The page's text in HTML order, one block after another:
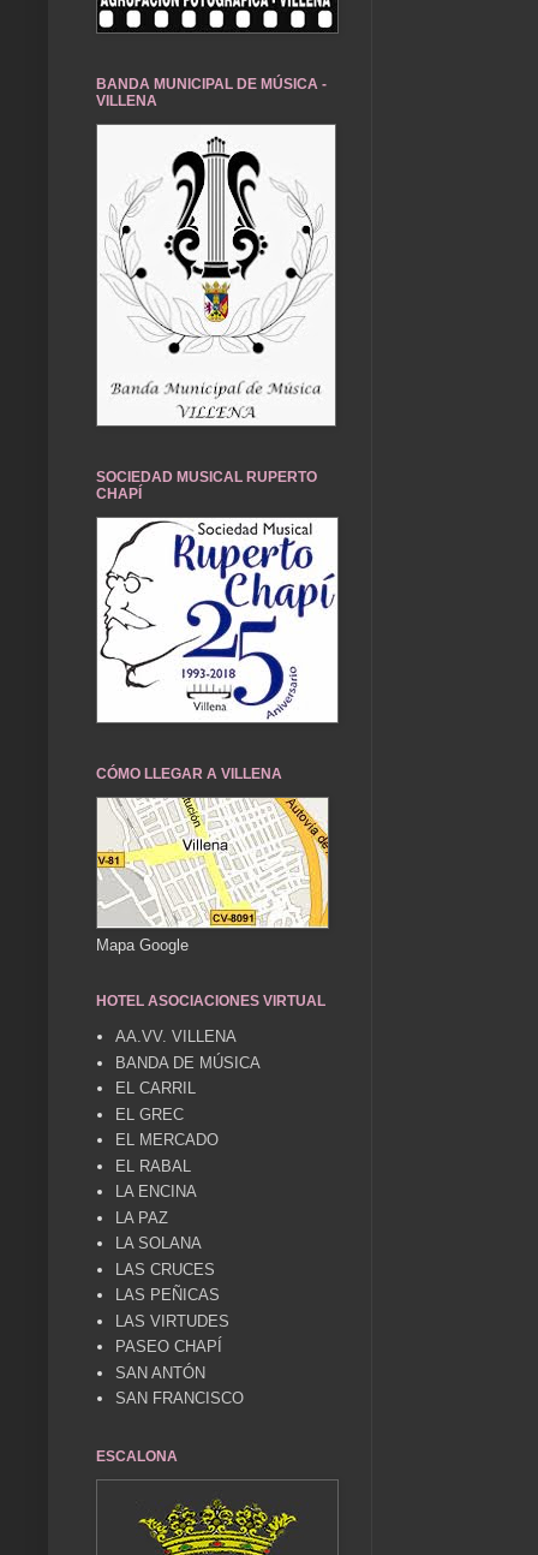
BANDA MUNICIPAL DE MÚSICA -
VILLENA
SOCIEDAD MUSICAL RUPERTO
CHAPÍ
CÓMO LLEGAR A VILLENA
Mapa Google
HOTEL ASOCIACIONES VIRTUAL
AA.VV. VILLENA
BANDA DE MÚSICA
EL CARRIL
EL GREC
EL MERCADO
EL RABAL
LA ENCINA
LA PAZ
LA SOLANA
LAS CRUCES
LAS PEÑICAS
LAS VIRTUDES
PASEO CHAPÍ
SAN ANTÓN
SAN FRANCISCO
ESCALONA